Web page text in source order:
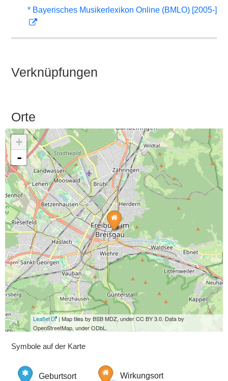
* Bayerisches Musikerlexikon Online (BMLO) [2005-]
Verknüpfungen
Orte
+
-
Leaflet
| Map tiles by BSB MDZ, under CC BY 3.0. Data by
OpenStreetMap, under ODbL.
Symbole auf der Karte
Geburtsort Wirkungsort